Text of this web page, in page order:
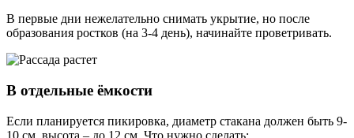
В первые дни нежелательно снимать укрытие, но после
образования ростков (на 3-4 день), начинайте проветривать.
В отдельные ёмкости
Если планируется пикировка, диаметр стакана должен быть 9-
10 см, высота – до 12 см. Что нужно сделать: